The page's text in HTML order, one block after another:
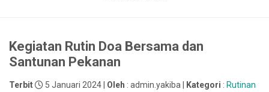
Kegiatan Rutin Doa Bersama dan
Santunan Pekanan
Terbit 5 Januari 2024 | Oleh : admin.yakiba | Kategori : Rutinan